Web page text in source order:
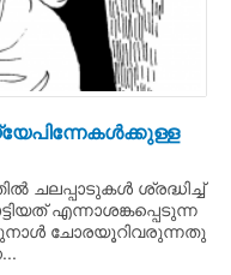
ചലപ്പാടുകള്‍ ശ്രദ്ധിച്ച്
എന്നാശങ്കപ്പെടുന്ന
ചോരയൂറിവരുന്നതു